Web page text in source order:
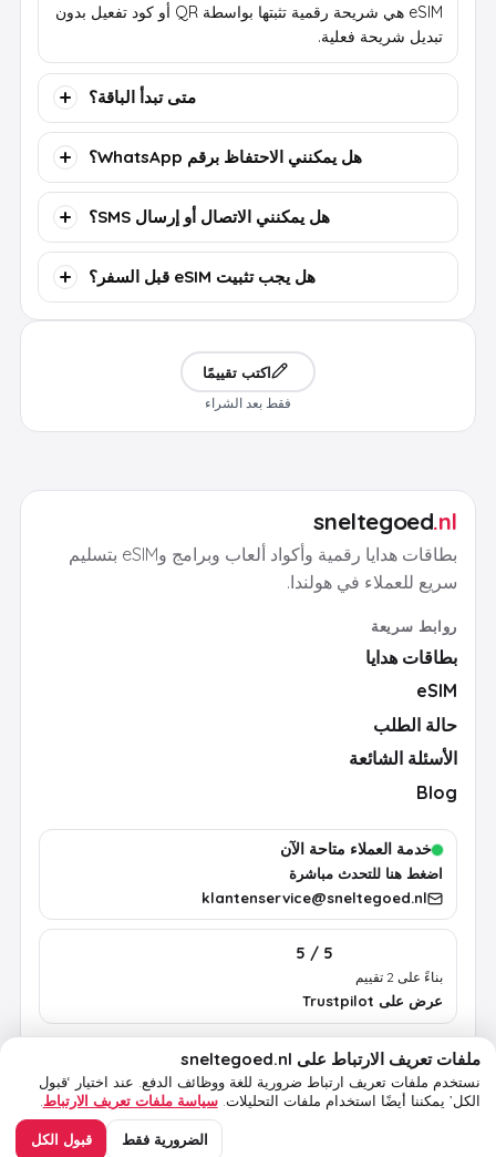
eSIM هي شريحة رقمية تثبتها بواسطة QR أو كود تفعيل بدون
تبديل شريحة فعلية.
متى تبدأ الباقة؟
هل يمكنني الاحتفاظ برقم WhatsApp؟
هل يمكنني الاتصال أو إرسال SMS؟
هل يجب تثبيت eSIM قبل السفر؟
اكتب تقييمًا
فقط بعد الشراء
sneltegoed.nl
بطاقات هدايا رقمية وأكواد ألعاب وبرامج وeSIM بتسليم
سريع للعملاء في هولندا.
روابط سريعة
بطاقات هدايا
eSIM
حالة الطلب
الأسئلة الشائعة
Blog
خدمة العملاء متاحة الآن
اضغط هنا للتحدث مباشرة
klantenservice@sneltegoed.nl
5 / 5
بناءً على 2 تقييم
عرض على Trustpilot
الشروطالخصوصيةسياسة ملفات تعريف الارتباطملفات تعريف الارتباط على sneltegoed.nl
نستخدم ملفات تعريف ارتباط ضرورية للغة ووظائف الدفع. عند اختيار ‘قبول
الكل’ يمكننا أيضًا استخدام ملفات التحليلات. سياسة ملفات تعريف الارتباط
الضرورية فقط قبول الكل